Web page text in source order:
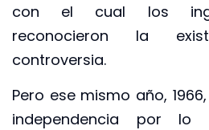
con el cual los
reconocieron la
controversia.
Pero ese mismo año,
independencia por